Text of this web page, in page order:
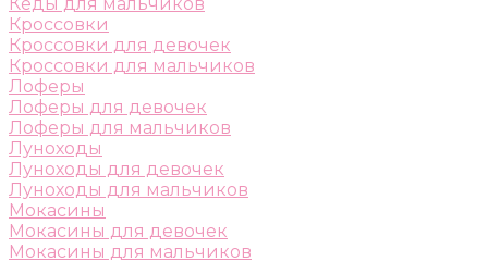
Кроссовки
Кроссовки для девочек
Кроссовки для мальчиков
Лоферы
Лоферы для девочек
Лоферы для мальчиков
Луноходы
Луноходы для девочек
Луноходы для мальчиков
Мокасины
Мокасины для девочек
Мокасины для мальчиков